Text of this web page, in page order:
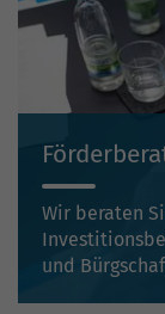
Wir beraten
und